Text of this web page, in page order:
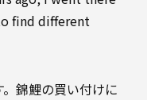
find different
錦鯉の買い付けに